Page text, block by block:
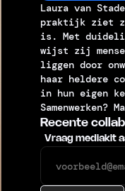
Laura van
praktijk ziet zij
is. Met
wijst zij
liggen door
haar heldere
in hun eigen
Samenwerken?
Recente
Vraag mediakit